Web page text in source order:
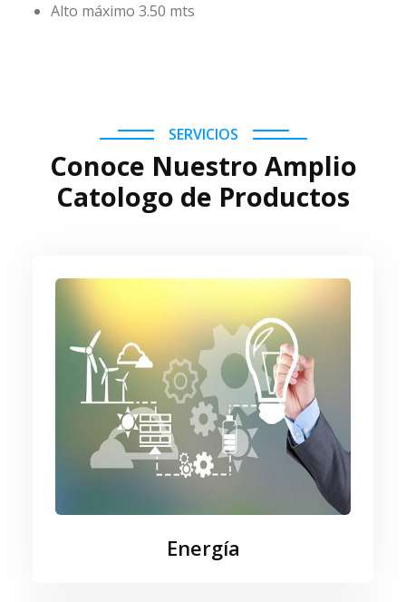
Alto máximo 3.50 mts
SERVICIOS
Conoce Nuestro Amplio
Catologo de Productos
Energía